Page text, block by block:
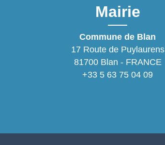
Mairie
Commune de Blan
17 Route de Puylaurens
81700 Blan - FRANCE
+33 5 63 75 04 09